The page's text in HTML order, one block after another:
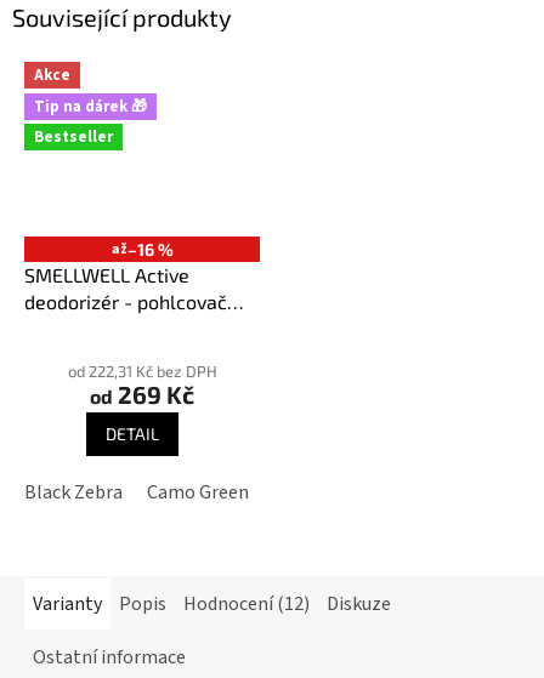
Související produkty
Akce
Tip na dárek 🎁
Bestseller
až–16 %
SMELLWELL Active
deodorizér - pohlcovač
hodnocení
produktu
5
od 222,31 Kč bez DPH
od 269 Kč
DETAIL
Black Zebra Camo Green
Varianty Popis Hodnocení (12)
Diskuze
Ostatní informace